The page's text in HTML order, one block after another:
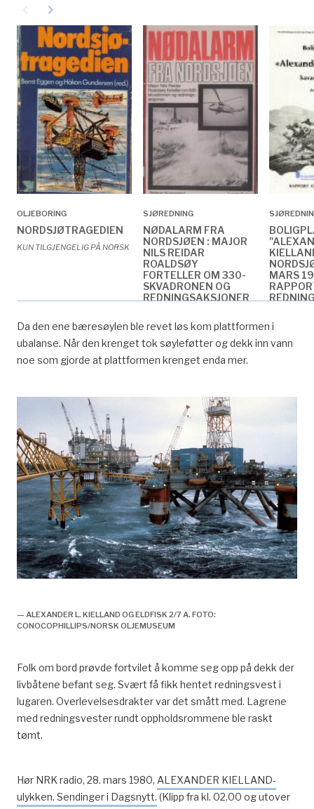
OLJEBORING
NORDSJØTRAGEDIEN
KUN TILGJENGELIG PÅ NORSK
SJØREDNING
NØDALARM FRA
NORDSJØEN : MAJOR
NILS REIDAR
ROALDSØY
FORTELLER OM 330-
SKVADRONEN OG
REDNINGSAKSJONER
MARS
navigate_next
Da den ene bæresøylen ble revet løs kom plattformen i
ubalanse. Når den krenget tok søyleføtter og dekk inn vann
noe som gjorde at plattformen krenget enda mer.
— ALEXANDER L. KIELLAND OG ELDFISK 2/7 A. FOTO:
CONOCOPHILLIPS/NORSK OLJEMUSEUM
Folk om bord prøvde fortvilet å komme seg opp på dekk der
livbåtene befant seg. Svært få fikk hentet redningsvest i
lugaren. Overlevelsesdrakter var det smått med. Lagrene
med redningsvester rundt oppholdsrommene ble raskt
tømt.
Hør NRK radio, 28. mars 1980, ALEXANDER KIELLAND-
ulykken. Sendinger i Dagsnytt. (Klipp fra kl. 02.00 og utover